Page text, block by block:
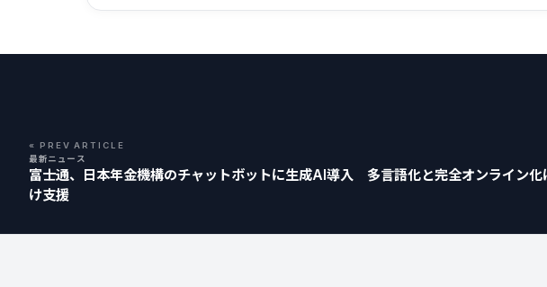
« PREV ARTICLE
最新ニュース
富士通、日本年金機構のチャットボットに生成AI導入 多言語化と完全オンライン化
け支援